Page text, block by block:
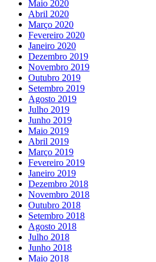
Maio 2020
Abril 2020
Março 2020
Fevereiro 2020
Janeiro 2020
Dezembro 2019
Novembro 2019
Outubro 2019
Setembro 2019
Agosto 2019
Julho 2019
Junho 2019
Maio 2019
Abril 2019
Março 2019
Fevereiro 2019
Janeiro 2019
Dezembro 2018
Novembro 2018
Outubro 2018
Setembro 2018
Agosto 2018
Julho 2018
Junho 2018
Maio 2018